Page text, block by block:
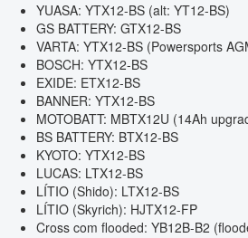
YUASA: YTX12-BS (alt: YT12-BS)
GS BATTERY: GTX12-BS
VARTA: YTX12-BS (Powersports
BOSCH: YTX12-BS
EXIDE: ETX12-BS
BANNER: YTX12-BS
MOTOBATT: MBTX12U (14Ah
BS BATTERY: BTX12-BS
KYOTO: YTX12-BS
LUCAS: LTX12-BS
LÍTIO (Shido): LTX12-BS
LÍTIO (Skyrich): HJTX12-FP
Cross com flooded: YB12B-B2